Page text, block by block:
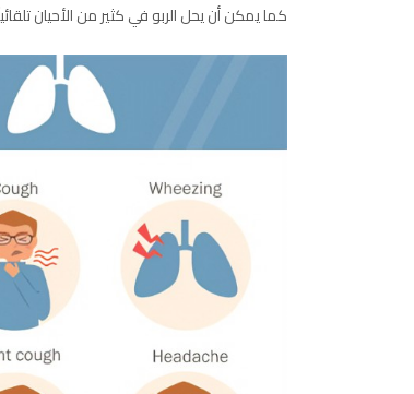
كما يمكن أن يحل الربو في كثير من الأحيان